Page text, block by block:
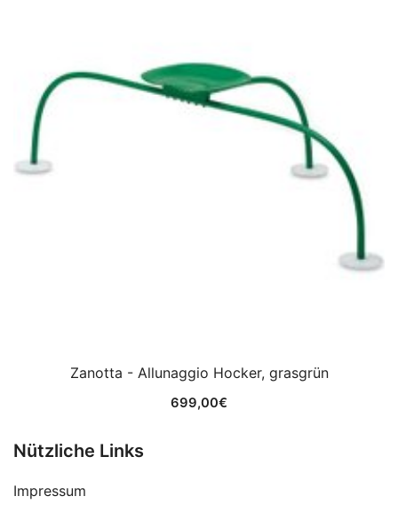
Zanotta - Allunaggio Hocker, grasgrün
699,00€
Nützliche Links
Impressum